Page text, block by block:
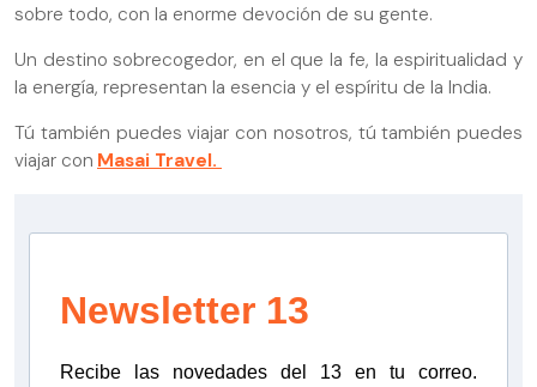
sobre todo, con la enorme devoción de su gente.
Un destino sobrecogedor, en el que la fe, la espiritualidad y
la energía, representan la esencia y el espíritu de la India.
Tú también puedes viajar con nosotros, tú también puedes
viajar con Masai Travel.
Newsletter 13
Recibe las novedades del 13 en tu correo.